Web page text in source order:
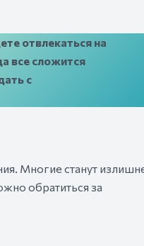
отвлекаться на
все сложится
с
Многие станут
обратиться за